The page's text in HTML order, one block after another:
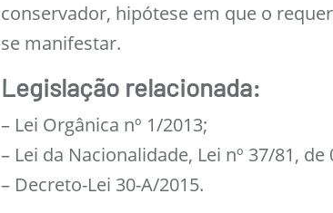
conservador, hipótese em que o
se manifestar.
Legislação relacionada:
– Lei Orgânica nº 1/2013;
– Lei da Nacionalidade, Lei nº 37/81,
– Decreto-Lei 30-A/2015.